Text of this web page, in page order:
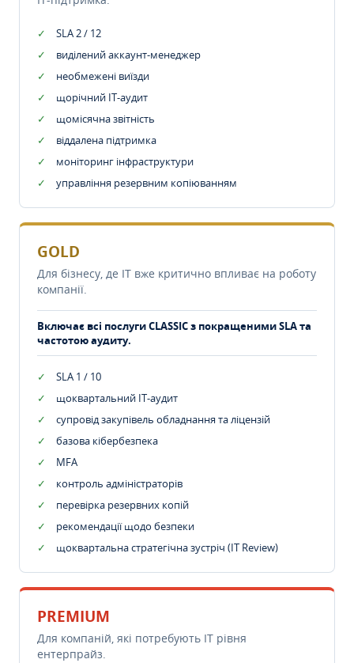
SLA 2 / 12
виділений аккаунт-менеджер
необмежені виїзди
щорічний IT-аудит
щомісячна звітність
віддалена підтримка
моніторинг інфраструктури
управління резервним копіюванням
GOLD
Для бізнесу, де IT вже критично впливає на роботу
компанії.
Включає всі послуги CLASSIC з покращеними SLA та
частотою аудиту.
SLA 1 / 10
щоквартальний IT-аудит
супровід закупівель обладнання та ліцензій
базова кібербезпека
MFA
контроль адміністраторів
перевірка резервних копій
рекомендації щодо безпеки
щоквартальна стратегічна зустріч (IT Review)
PREMIUM
Для компаній, які потребують ІТ рівня
ентерпрайз.